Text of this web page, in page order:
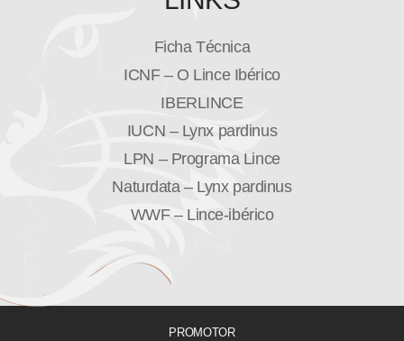
Ficha Técnica
ICNF – O Lince Ibérico
IBERLINCE
IUCN – Lynx pardinus
LPN – Programa Lince
Naturdata – Lynx pardinus
WWF – Lince-ibérico
PROMOTOR